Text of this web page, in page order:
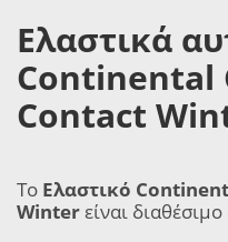
Ελαστικά
Continental
Contact
Το Ελαστικό
Winterείναι διαθέσιμο